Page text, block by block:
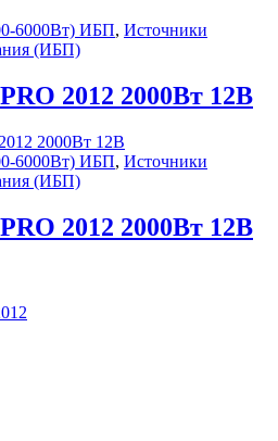
6000Вт) ИБП, Источники
(ИБП)
2012 2000Вт 12В
6000Вт) ИБП, Источники
(ИБП)
2012 2000Вт 12В